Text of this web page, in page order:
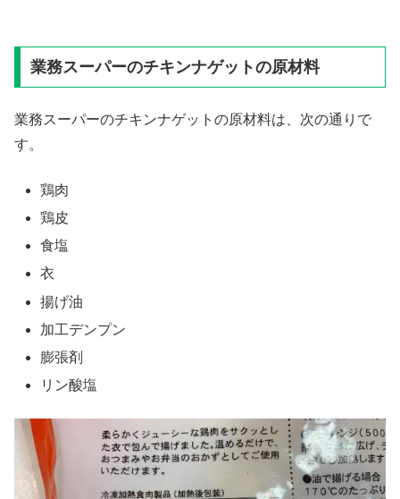
業務スーパーのチキンナゲットの原材料
業務スーパーのチキンナゲットの原材料は、次の通りで
す。
鶏肉
鶏皮
食塩
衣
揚げ油
加工デンプン
膨張剤
リン酸塩